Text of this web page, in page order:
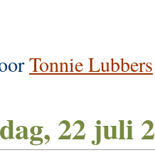
Tonnie Lubbers
22 juli